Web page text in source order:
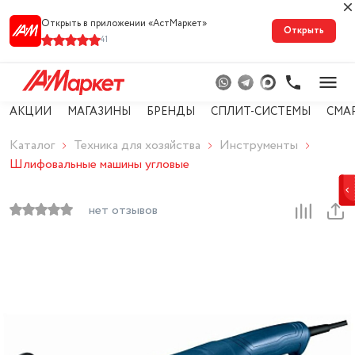
Открыть в приложении «АстМарке‪т‬»
41
Открыть
АКЦИИ МАГАЗИНЫ БРЕНДЫ СПЛИТ-СИСТЕМЫ
Каталог Техника для хозяйства
Инструменты
Шлифовальные машины угловые
нет отзывов